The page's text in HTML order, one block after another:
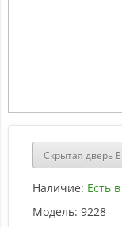
Скрытая дверь
Наличие: Есть
Модель: 9228